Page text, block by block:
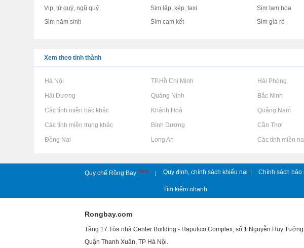
Vip, tứ quý, ngũ quý Sim lặp, kép, taxi Sim tam hoa
Sim năm sinh
Sim cam kết Sim giá rẻ
Xem theo tỉnh thành
Rao vặt tại Hà Nội Rao vặt tại TP.Hồ Chí Minh Rao vặt tại Hải Phòng
Rao vặt tại Hải Dương Rao vặt tại Quảng Ninh Rao vặt tại Bắc Ninh
Rao vặt tại Các tỉnh miền bắc khác Rao vặt tại Khánh Hoà Rao vặt tại Quảng Nam
Rao vặt tại Các tỉnh miền trung khác Rao vặt tại Bình Dương Rao vặt tại Cần Thơ
Rao vặt tại Đồng Nai Rao vặt tại Long An Rao vặt tại Các tỉnh miền
Quy chế Rồng Bay New | Quy định, chính sách khiếu nại | Chính sách bảo
Tìm kiếm nhanh
Rongbay.com
Tầng 17 Tòa nhà Center Building - Hapulico Complex, số 1 Nguyễn Huy
Quận Thanh Xuân, TP Hà Nội.